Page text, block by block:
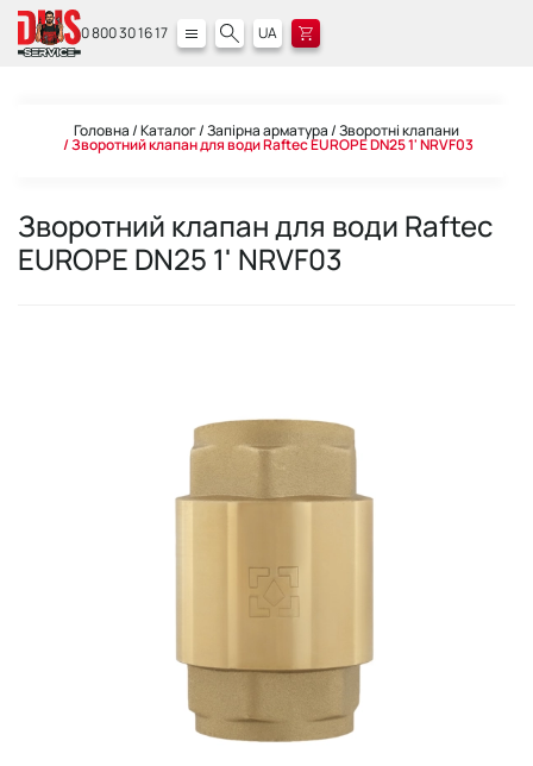
0 800 30 16 17 UA
Головна Каталог Запірна арматура Зворотні клапани
Зворотний клапан для води Raftec EUROPE DN25 1' NRVF03
Зворотний клапан для води Raftec
EUROPE DN25 1' NRVF03